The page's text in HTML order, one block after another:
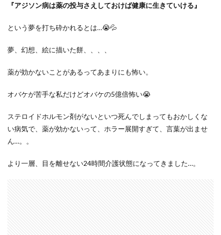
『アジソン病は薬の投与さえしておけば健康に生きていける』
という夢を打ち砕かれるとは…😭💦
夢、幻想、絵に描いた餅、、、、
薬が効かないことがあるってあまりにも怖い。
オバケが苦手な私だけどオバケの5億倍怖い😭
ステロイドホルモン剤がないといつ死んでしまってもおかしくな
い病気で、薬が効かないって、ホラー展開すぎて、言葉が出ませ
ん…。。
より一層、目を離せない24時間介護状態になってきました…。